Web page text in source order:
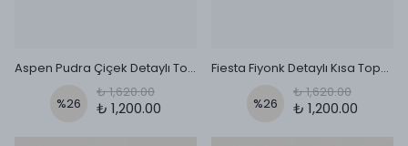
Aspen Pudra Çiçek Detaylı Topuklu Ayakkabı
%26
₺ 1,620.00
₺ 1,200.00
Fiesta Fiyonk Detaylı Kısa Topuklu Ayakkabı - Bej
%26
₺ 1,620.00
₺ 1,200.00